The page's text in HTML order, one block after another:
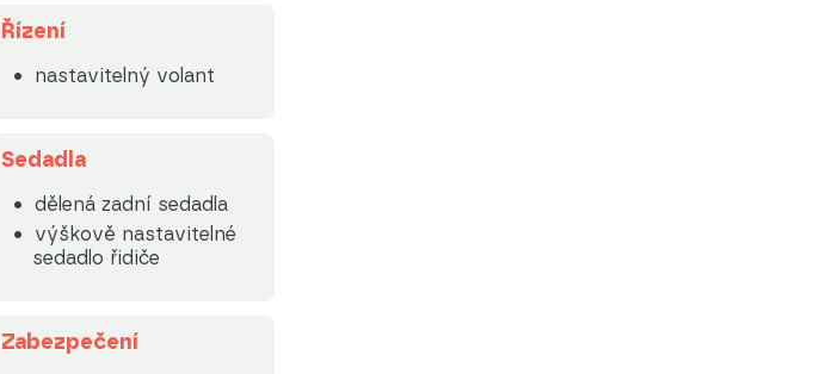
Řízení
nastavitelný volant
Sedadla
dělená zadní sedadla
výškově nastavitelné
sedadlo řidiče
Zabezpečení